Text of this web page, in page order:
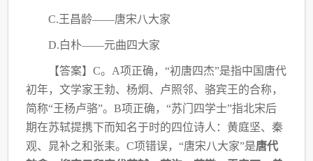
C.王昌龄——唐宋八大家
D.白朴——元曲四大家
【答案】C。A项正确，“初唐四杰”是指中国唐代
初年，文学家王勃、杨炯、卢照邻、骆宾王的合称，
简称“王杨卢骆”。B项正确，“苏门四学士”指北宋后
期在苏轼提携下而知名于时的四位诗人：黄庭坚、秦
观、晁补之和张耒。C项错误，“唐宋八大家”是唐代